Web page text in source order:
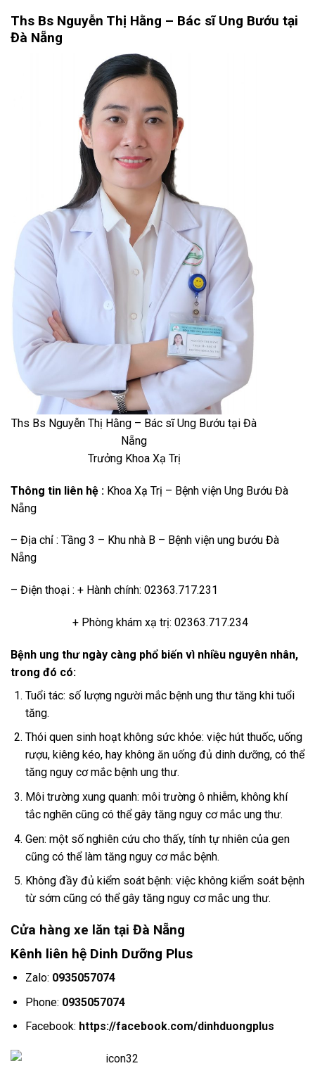
Ths Bs Nguyễn Thị Hằng – Bác sĩ Ung Bướu tại
Đà Nẵng
Ths Bs Nguyễn Thị Hằng – Bác sĩ Ung Bướu tại Đà
Nẵng
Trưởng Khoa Xạ Trị
Thông tin liên hệ : Khoa Xạ Trị – Bệnh viện Ung Bướu Đà
Nẵng
– Địa chỉ : Tầng 3 – Khu nhà B – Bệnh viện ung bướu Đà
Nẵng
– Điện thoại : + Hành chính: 02363.717.231
+ Phòng khám xạ trị: 02363.717.234
Bệnh ung thư ngày càng phổ biến vì nhiều nguyên nhân,
trong đó có:
Tuổi tác: số lượng người mắc bệnh ung thư tăng khi tuổi
tăng.
Thói quen sinh hoạt không sức khỏe: việc hút thuốc, uống
rượu, kiêng kéo, hay không ăn uống đủ dinh dưỡng, có thể
tăng nguy cơ mắc bệnh ung thư.
Môi trường xung quanh: môi trường ô nhiễm, không khí
tắc nghẽn cũng có thể gây tăng nguy cơ mắc ung thư.
Gen: một số nghiên cứu cho thấy, tính tự nhiên của gen
cũng có thể làm tăng nguy cơ mắc bệnh.
Không đầy đủ kiểm soát bệnh: việc không kiểm soát bệnh
từ sớm cũng có thể gây tăng nguy cơ mắc ung thư.
Cửa hàng xe lăn tại Đà Nẵng
Kênh liên hệ Dinh Dưỡng Plus
Zalo: 0935057074
Phone: 0935057074
Facebook: https://facebook.com/dinhduongplus